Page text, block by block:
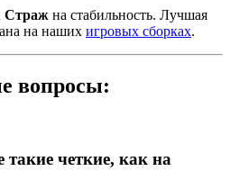
на стабильность. Лучшая
на наших игровых сборках.
вопросы:
четкие, как на